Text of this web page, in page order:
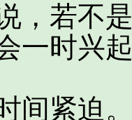
若不是
一时兴
紧迫